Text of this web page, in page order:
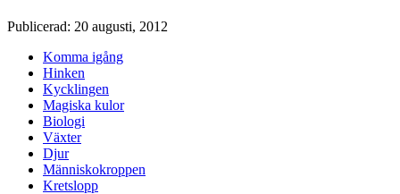
Publicerad: 20 augusti, 2012
Komma igång
Hinken
Kycklingen
Magiska kulor
Biologi
Växter
Djur
Människokroppen
Kretslopp